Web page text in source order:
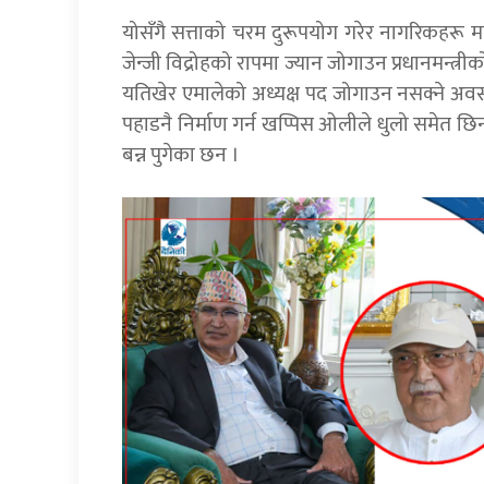
योसँगै सत्ताको चरम दुरूपयोग गरेर नागरिकहरू
जेन्जी विद्रोहको रापमा ज्यान जोगाउन
यतिखेर एमालेको अध्यक्ष पद जोगाउन नसक्ने
पहाडनै निर्माण गर्न खप्पिस ओलीले धुलो समेत
बन्न पुगेका छन ।